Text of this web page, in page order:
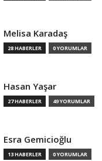
Melisa Karadaş
28 HABERLER 0 YORUMLAR
Hasan Yaşar
27 HABERLER 49 YORUMLAR
Esra Gemicioğlu
13 HABERLER 0 YORUMLAR